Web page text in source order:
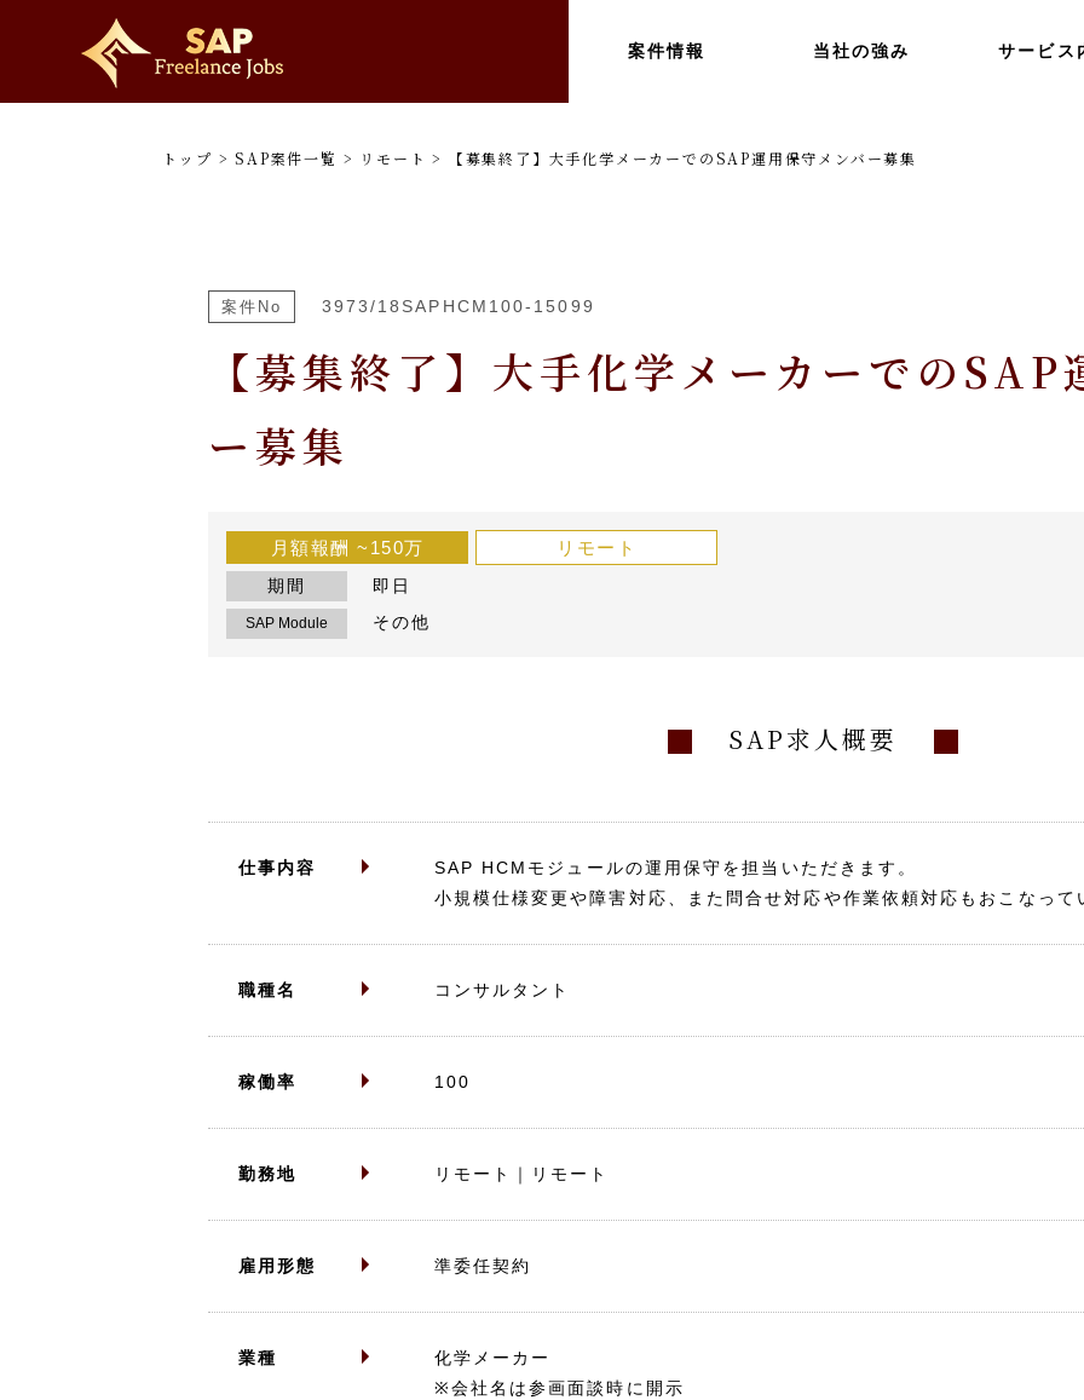
案件情報 当社の強み サービス
トップ >SAP案件一覧 > リモート > 【募集終了】大手化学メーカーでのSAP運用保守メンバー募集
案件No 3973/18SAPHCM100-15099
【募集終了】大手化学メーカーでのSAP
ー募集
月額報酬 ~150万 リモート
期間 即日
SAP Module その他
SAP求人概要
仕事内容
SAP HCMモジュールの運用保守を担当いただきます。
小規模仕様変更や障害対応、また問合せ対応や作業依頼対応もおこなって
職種名 コンサルタント
稼働率 100
勤務地 リモート｜リモート
雇用形態 準委任契約
業種
化学メーカー
※会社名は参画面談時に開示